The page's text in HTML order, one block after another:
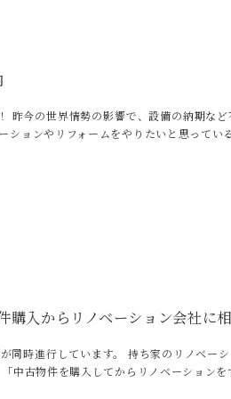
昨今の世界情勢の影響で、設備の納期な
ションやリフォームをやりたいと思ってい
購入からリノベーション会社に
同時進行しています。 持ち家のリノベー
中古物件を購入してからリノベーションを